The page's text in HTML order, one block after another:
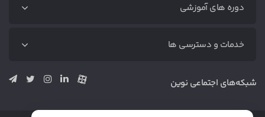
دوره های آموزشی
آموزش رایگان
خدمات و دسترسی ها
دوره بازاریابی محتوا (پکیج کامل)
دوره سئو (پکیج کامل)
شبکه‌های اجتماعی نوین